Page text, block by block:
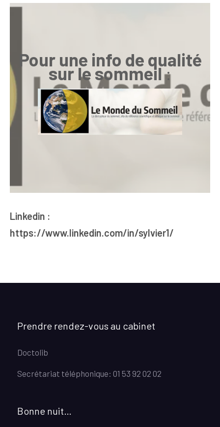
Pour une info de qualité
sur le sommeil:
Linkedin :
https://www.linkedin.com/in/sylvier1/
Prendre rendez-vous au cabinet
Doctolib
Secrétariat téléphonique: 01 53 92 02 02
Bonne nuit…